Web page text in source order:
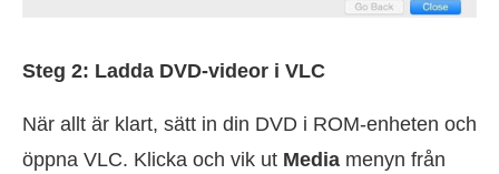
Steg 2: Ladda DVD-videor i VLC
När allt är klart, sätt in din DVD i ROM-enheten och
öppna VLC. Klicka och vik ut Media menyn från